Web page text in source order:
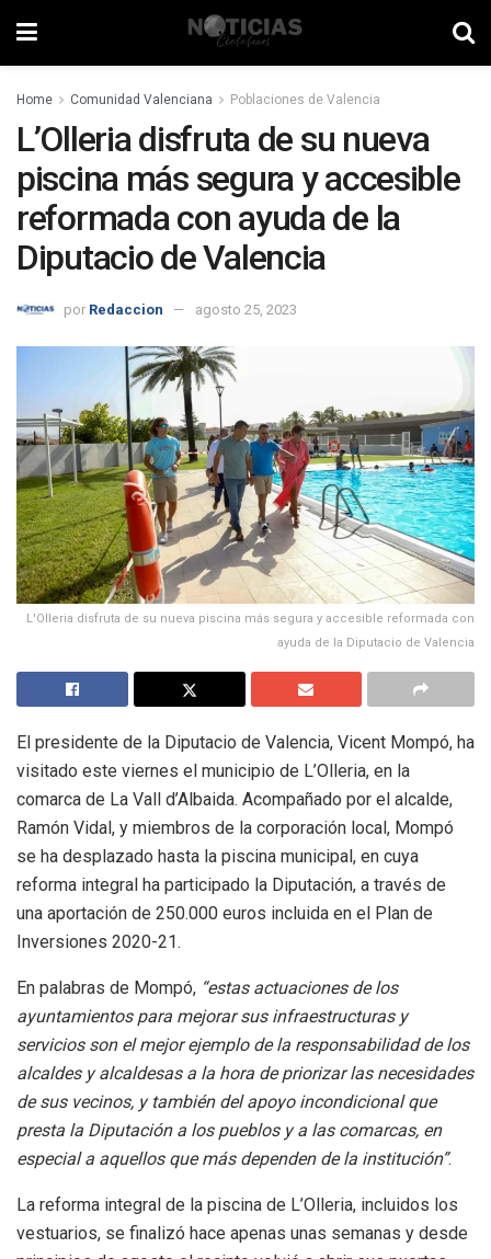
Home Comunidad Valenciana Poblaciones de Valencia
L’Olleria disfruta de su nueva
piscina más segura y accesible
reformada con ayuda de la
Diputacio de Valencia
por Redaccion agosto 25, 2023
L'Olleria disfruta de su nueva piscina más segura y accesible reformada con
ayuda de la Diputacio de Valencia
El presidente de la Diputacio de Valencia, Vicent Mompó, ha
visitado este viernes el municipio de L’Olleria, en la
comarca de La Vall d’Albaida. Acompañado por el alcalde,
Ramón Vidal, y miembros de la corporación local, Mompó
se ha desplazado hasta la piscina municipal, en cuya
reforma integral ha participado la Diputación, a través de
una aportación de 250.000 euros incluida en el Plan de
Inversiones 2020-21.
En palabras de Mompó, “estas actuaciones de los
ayuntamientos para mejorar sus infraestructuras y
servicios son el mejor ejemplo de la responsabilidad de los
alcaldes y alcaldesas a la hora de priorizar las necesidades
de sus vecinos, y también del apoyo incondicional que
presta la Diputación a los pueblos y a las comarcas, en
especial a aquellos que más dependen de la institución”.
La reforma integral de la piscina de L’Olleria, incluidos los
vestuarios, se finalizó hace apenas unas semanas y desde